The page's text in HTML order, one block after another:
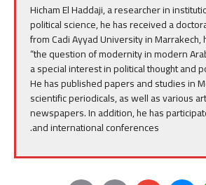
Hicham El Haddaji, a researcher in
political science, he has received a
from Cadi Ayyad University in
“the question of modernity in modern
a special interest in political thought and
He has published papers and studies in
scientific periodicals, as well as various
newspapers. In addition, he has
and international conferences.